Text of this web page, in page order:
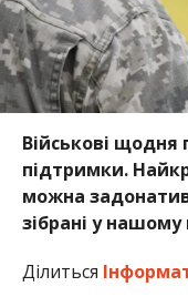
Військові
підтримки.
можна
зібрані у нашому
Ділиться